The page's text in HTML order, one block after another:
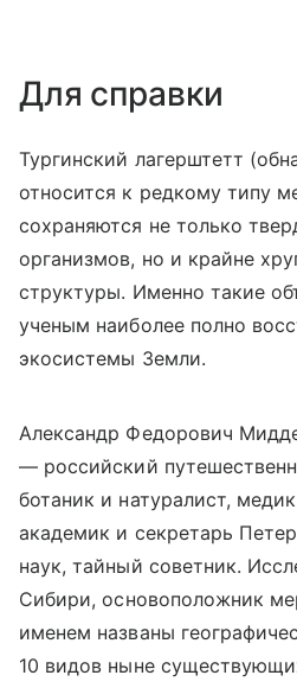
Для справки
Тургинский лагерштетт
относится к редкому типу
сохраняются не только
организмов, но и крайне
структуры. Именно такие
ученым наиболее полно
экосистемы Земли.
Александр Федорович
— российский
ботаник и натуралист,
академик и секретарь
наук, тайный советник.
Сибири, основоположник
именем названы
10 видов ныне